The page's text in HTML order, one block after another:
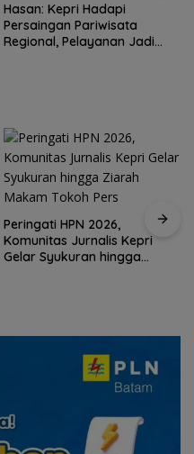
Hasan: Kepri Hadapi
Persaingan Pariwisata
Regional, Pelayanan Jadi
Peringati HPN 2026,
Komunitas Jurnalis Kepri
Gelar Syukuran hingga